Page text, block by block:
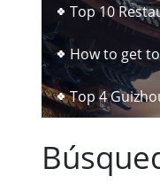
Top 10
How to get
Top 4